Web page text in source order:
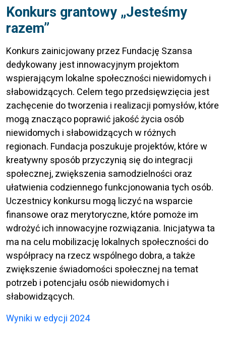
Konkurs grantowy „Jesteśmy
razem”
Konkurs zainicjowany przez Fundację Szansa
dedykowany jest innowacyjnym projektom
wspierającym lokalne społeczności niewidomych i
słabowidzących. Celem tego przedsięwzięcia jest
zachęcenie do tworzenia i realizacji pomysłów, które
mogą znacząco poprawić jakość życia osób
niewidomych i słabowidzących w różnych
regionach. Fundacja poszukuje projektów, które w
kreatywny sposób przyczynią się do integracji
społecznej, zwiększenia samodzielności oraz
ułatwienia codziennego funkcjonowania tych osób.
Uczestnicy konkursu mogą liczyć na wsparcie
finansowe oraz merytoryczne, które pomoże im
wdrożyć ich innowacyjne rozwiązania. Inicjatywa ta
ma na celu mobilizację lokalnych społeczności do
współpracy na rzecz wspólnego dobra, a także
zwiększenie świadomości społecznej na temat
potrzeb i potencjału osób niewidomych i
słabowidzących.
Wyniki w edycji 2024